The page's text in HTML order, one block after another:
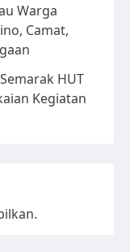
Warga
Camat,
HUT
Kegiatan